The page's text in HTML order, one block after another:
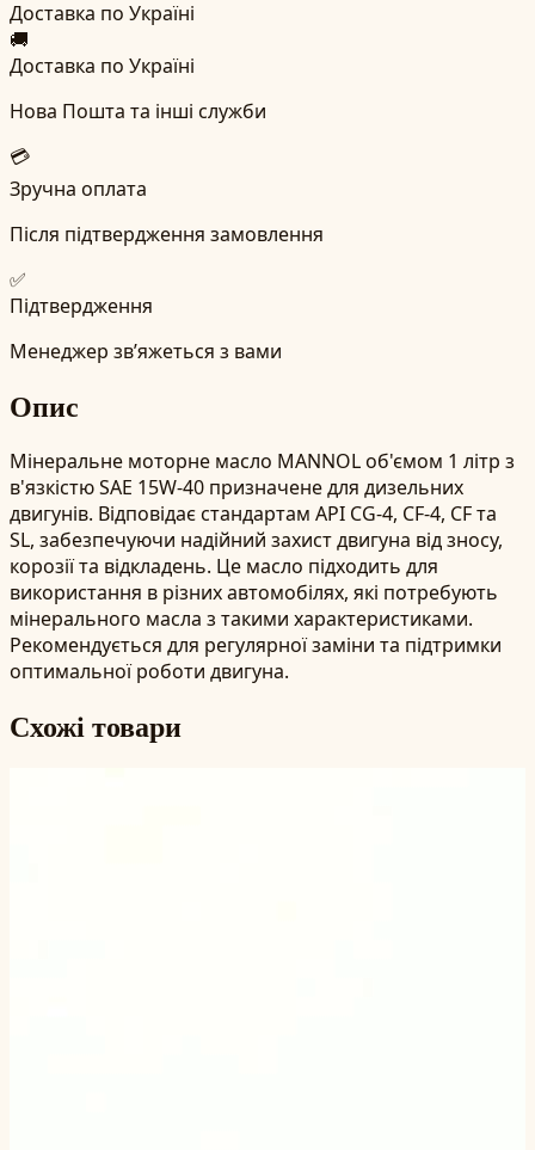
Доставка по Україні
🚚
Доставка по Україні
Нова Пошта та інші служби
💳
Зручна оплата
Після підтвердження замовлення
✅
Підтвердження
Менеджер зв’яжеться з вами
Опис
Мінеральне моторне масло MANNOL об'ємом 1 літр з
в'язкістю SAE 15W-40 призначене для дизельних
двигунів. Відповідає стандартам API CG-4, CF-4, CF та
SL, забезпечуючи надійний захист двигуна від зносу,
корозії та відкладень. Це масло підходить для
використання в різних автомобілях, які потребують
мінерального масла з такими характеристиками.
Рекомендується для регулярної заміни та підтримки
оптимальної роботи двигуна.
Схожі товари